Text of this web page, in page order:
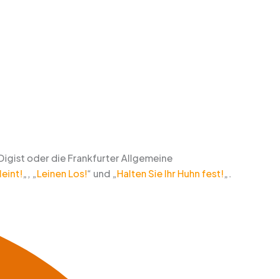
oder die Frankfurter Allgemeine
„, „Leinen Los!“ und „Halten Sie Ihr Huhn fest!„.